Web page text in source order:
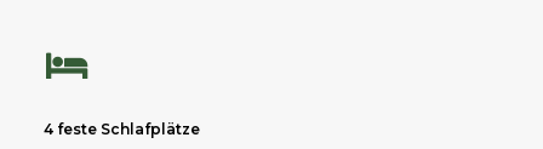
4 feste Schlafplätze